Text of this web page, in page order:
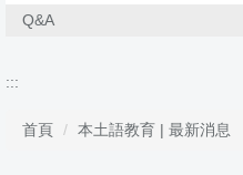
Q&A
:::
首頁 本土語教育 | 最新消息